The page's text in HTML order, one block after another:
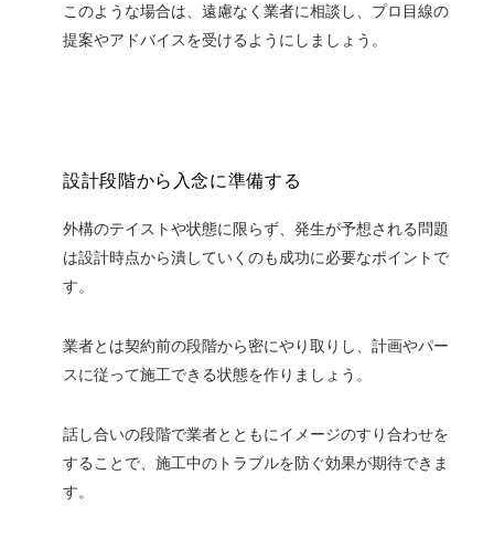
このような場合は、遠慮なく業者に相談し、プロ目線の
提案やアドバイスを受けるようにしましょう。
設計段階から入念に準備する
外構のテイストや状態に限らず、発生が予想される問題
は設計時点から潰していくのも成功に必要なポイントで
す。
業者とは契約前の段階から密にやり取りし、計画やパー
スに従って施工できる状態を作りましょう。
話し合いの段階で業者とともにイメージのすり合わせを
することで、施工中のトラブルを防ぐ効果が期待できま
す。